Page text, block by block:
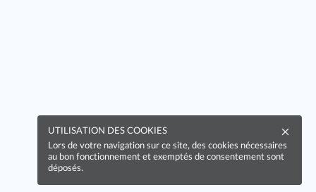
UTILISATION DES COOKIES
Lors de votre navigation sur ce site, des cookies nécessaires
au bon fonctionnement et exemptés de consentement sont
déposés.